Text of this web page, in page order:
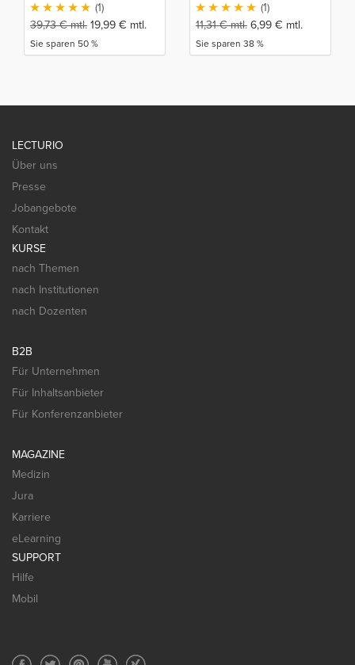
(1)
39,73€mtl. 19,99 € mtl.
Sie sparen 50 %
(1)
11,31€mtl. 6,99 € mtl.
Sie sparen 38 %
LECTURIO
Über uns
Presse
Jobangebote
Kontakt
KURSE
nach Themen
nach Institutionen
nach Dozenten
B2B
Für Unternehmen
Für Inhaltsanbieter
Für Konferenzanbieter
MAGAZINE
Medizin
Jura
Karriere
eLearning
SUPPORT
Hilfe
Mobil